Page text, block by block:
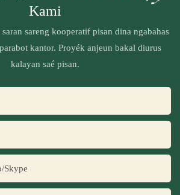
Kami
sareng kooperatif pisan dina ngabahas
kantor. Proyék anjeun bakal diurus
kalayan saé pisan.
Skype